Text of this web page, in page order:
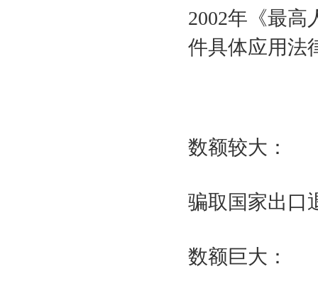
2002年《最高
件具体应用法
数额较大：
骗取国家出口
数额巨大：